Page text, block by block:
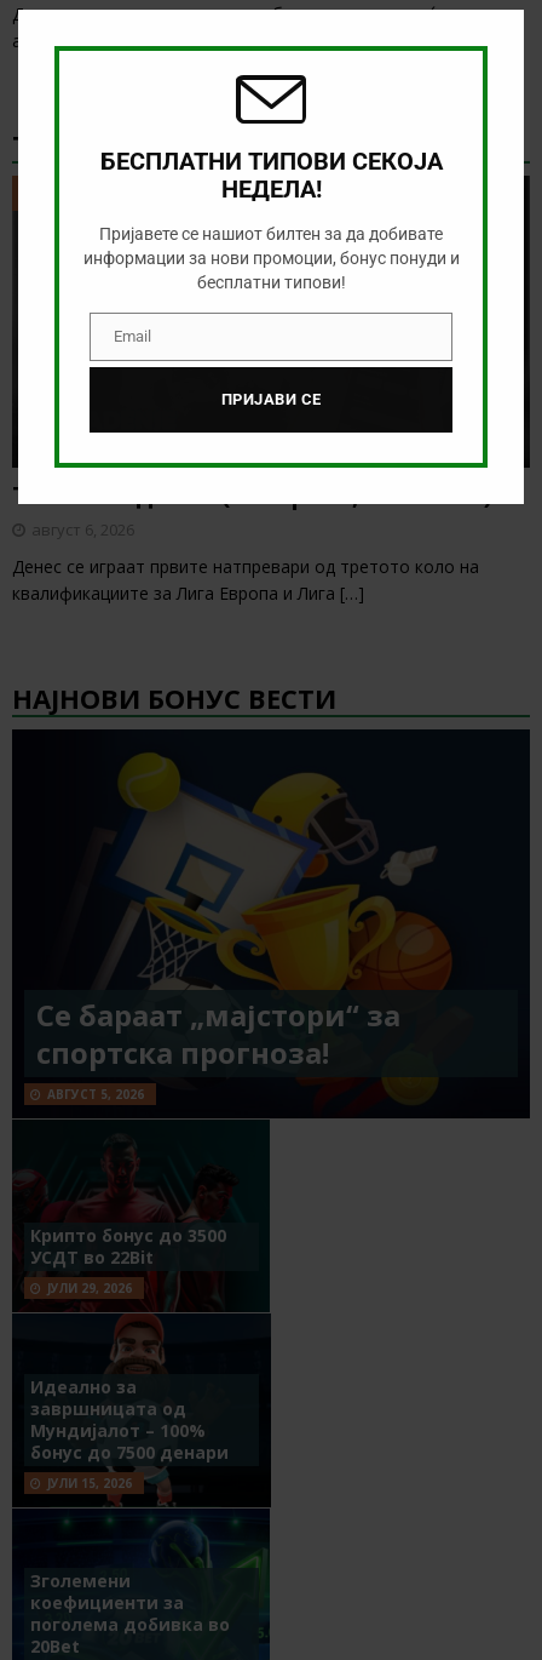
Денес има солидна понуда за обложување, а ние ќе го
анализираме дуелот од Конференциската лига
ТИКЕТ НА ДЕНОТ
Тикет на денот (четврток, 06.08.2026)
август 6, 2026
Денес се играат првите натпревари од третото коло на
квалификациите за Лига Европа и Лига […]
НАЈНОВИ БОНУС ВЕСТИ
Се бараат „мајстори“ за
спортска прогноза!
АВГУСТ 5, 2026
Крипто бонус до 3500
УСДТ во 22Bit
ЈУЛИ 29, 2026
Идеално за
завршницата од
Мундијалот – 100%
бонус до 7500 денари
ЈУЛИ 15, 2026
Зголемени
коефициенти за
поголема добивка во
20Bet
Close
БЕСПЛАТНИ ТИПОВИ СЕКОЈА
НЕДЕЛА!
Пријавете се нашиот билтен за да добивате
информации за нови промоции, бонус понуди и
бесплатни типови!
EmailEmail
ПРИЈАВИ СЕ